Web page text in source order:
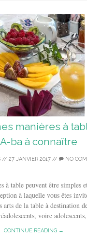
manières à
ba à connaître
// 27 JANVIER 2017 // NO
à table peuvent être simples
à laquelle vous êtes
arts de la table à destination
voire
CONTINUE READING →